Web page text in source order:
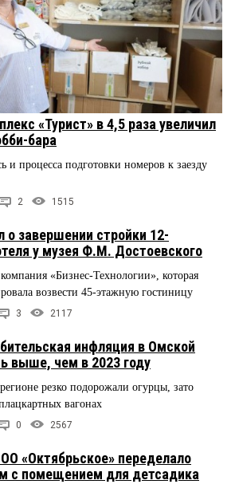
«Турист» в 4,5 раза увеличил
бара
и процесса подготовки номеров к заезду
2 1515
о завершении стройки 12-
у музея Ф.М. Достоевского
«Бизнес-Технологии», которая
возвести 45-этажную гостиницу
3 2117
инфляция в Омской
выше, чем в 2023 году
резко подорожали огурцы, зато
вагонах
0 2567
«Октябрьское» переделало
с помещением для детсадика